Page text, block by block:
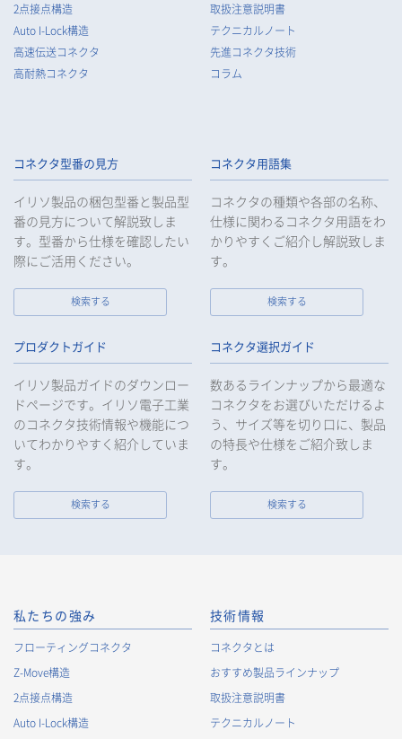
2点接点構造
Auto I-Lock構造
高速伝送コネクタ
高耐熱コネクタ
取扱注意説明書
テクニカルノート
先進コネクタ技術
コラム
コネクタ型番の見方
イリソ製品の梱包型番と製品型
番の見方について解説致しま
す。型番から仕様を確認したい
際にご活用ください。
検索する
コネクタ用語集
コネクタの種類や各部の名称、
仕様に関わるコネクタ用語をわ
かりやすくご紹介し解説致しま
す。
検索する
プロダクトガイド
イリソ製品ガイドのダウンロー
ドページです。イリソ電子工業
のコネクタ技術情報や機能につ
いてわかりやすく紹介していま
す。
検索する
コネクタ選択ガイド
数あるラインナップから最適な
コネクタをお選びいただけるよ
う、サイズ等を切り口に、製品
の特長や仕様をご紹介致しま
す。
検索する
私たちの強み
フローティングコネクタ
Z-Move構造
2点接点構造
Auto I-Lock構造
技術情報
コネクタとは
おすすめ製品ラインナップ
取扱注意説明書
テクニカルノート